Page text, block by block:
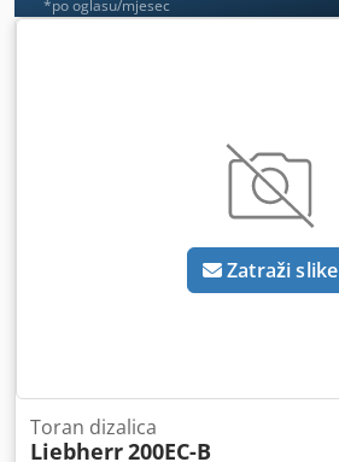
*po oglasu/mjesec
Zatraži slike
Toran dizalica
Liebherr200EC-B